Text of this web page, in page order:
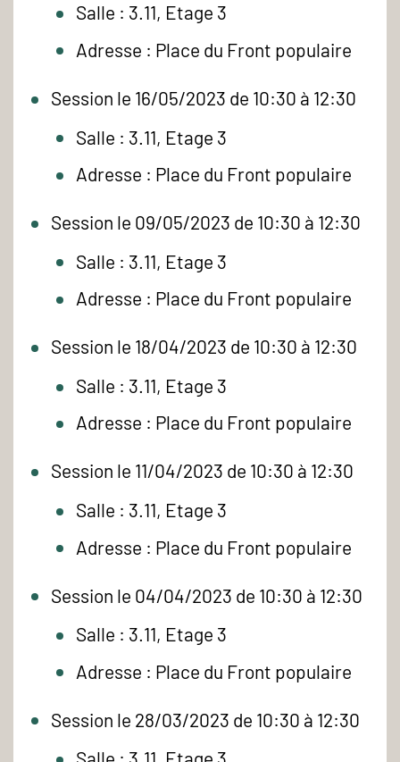
Salle : 3.11, Etage 3
Adresse : Place du Front populaire
Session le 16/05/2023 de 10:30 à 12:30
Salle : 3.11, Etage 3
Adresse : Place du Front populaire
Session le 09/05/2023 de 10:30 à 12:30
Salle : 3.11, Etage 3
Adresse : Place du Front populaire
Session le 18/04/2023 de 10:30 à 12:30
Salle : 3.11, Etage 3
Adresse : Place du Front populaire
Session le 11/04/2023 de 10:30 à 12:30
Salle : 3.11, Etage 3
Adresse : Place du Front populaire
Session le 04/04/2023 de 10:30 à 12:30
Salle : 3.11, Etage 3
Adresse : Place du Front populaire
Session le 28/03/2023 de 10:30 à 12:30